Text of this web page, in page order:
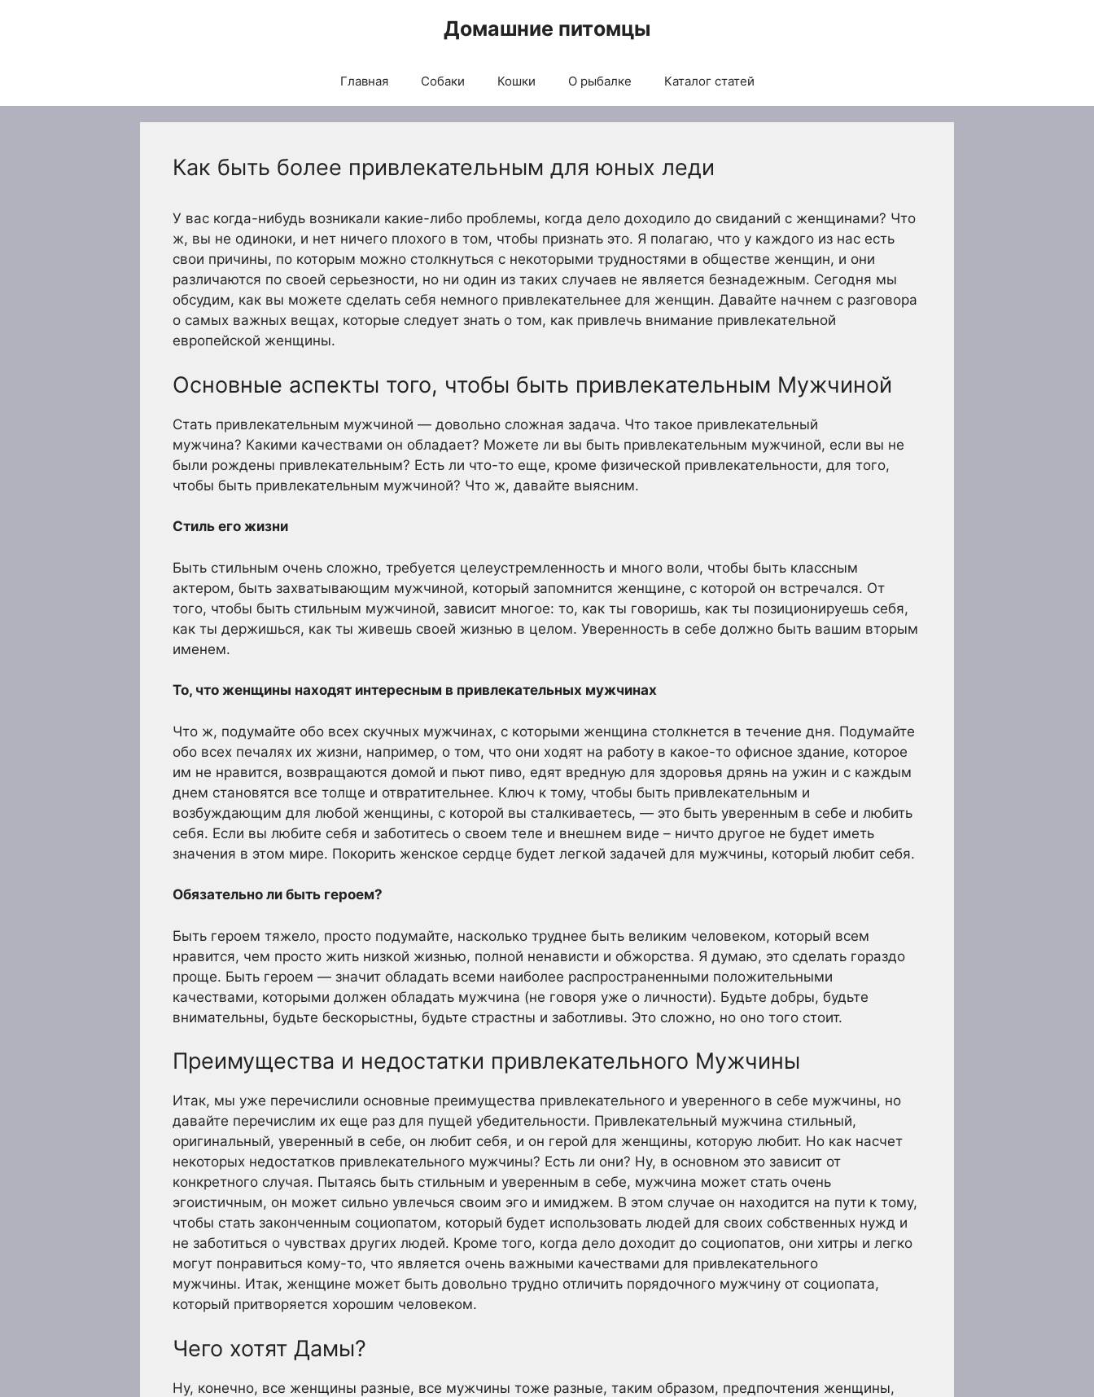
Домашние питомцы
Главная Собаки Кошки О рыбалке Каталог статей
Как быть более привлекательным для юных леди
У вас когда-нибудь возникали какие-либо проблемы, когда дело доходило до свиданий с женщинами? Что
ж, вы не одиноки, и нет ничего плохого в том, чтобы признать это. Я полагаю, что у каждого из нас есть
свои причины, по которым можно столкнуться с некоторыми трудностями в обществе женщин, и они
различаются по своей серьезности, но ни один из таких случаев не является безнадежным. Сегодня мы
обсудим, как вы можете сделать себя немного привлекательнее для женщин. Давайте начнем с разговора
о самых важных вещах, которые следует знать о том, как привлечь внимание привлекательной
европейской женщины.
Основные аспекты того, чтобы быть привлекательным Мужчиной
Стать привлекательным мужчиной — довольно сложная задача. Что такое привлекательный
мужчина? Какими качествами он обладает? Можете ли вы быть привлекательным мужчиной, если вы не
были рождены привлекательным? Есть ли что-то еще, кроме физической привлекательности, для того,
чтобы быть привлекательным мужчиной? Что ж, давайте выясним.
Стиль его жизни
Быть стильным очень сложно, требуется целеустремленность и много воли, чтобы быть классным
актером, быть захватывающим мужчиной, который запомнится женщине, с которой он встречался. От
того, чтобы быть стильным мужчиной, зависит многое: то, как ты говоришь, как ты позиционируешь себя,
как ты держишься, как ты живешь своей жизнью в целом. Уверенность в себе должно быть вашим вторым
именем.
То, что женщины находят интересным в привлекательных мужчинах
Что ж, подумайте обо всех скучных мужчинах, с которыми женщина столкнется в течение дня. Подумайте
обо всех печалях их жизни, например, о том, что они ходят на работу в какое-то офисное здание, которое
им не нравится, возвращаются домой и пьют пиво, едят вредную для здоровья дрянь на ужин и с каждым
днем становятся все толще и отвратительнее. Ключ к тому, чтобы быть привлекательным и
возбуждающим для любой женщины, с которой вы сталкиваетесь, — это быть уверенным в себе и любить
себя. Если вы любите себя и заботитесь о своем теле и внешнем виде – ничто другое не будет иметь
значения в этом мире. Покорить женское сердце будет легкой задачей для мужчины, который любит себя.
Обязательно ли быть героем?
Быть героем тяжело, просто подумайте, насколько труднее быть великим человеком, который всем
нравится, чем просто жить низкой жизнью, полной ненависти и обжорства. Я думаю, это сделать гораздо
проще. Быть героем — значит обладать всеми наиболее распространенными положительными
качествами, которыми должен обладать мужчина (не говоря уже о личности). Будьте добры, будьте
внимательны, будьте бескорыстны, будьте страстны и заботливы. Это сложно, но оно того стоит.
Преимущества и недостатки привлекательного Мужчины
Итак, мы уже перечислили основные преимущества привлекательного и уверенного в себе мужчины, но
давайте перечислим их еще раз для пущей убедительности. Привлекательный мужчина стильный,
оригинальный, уверенный в себе, он любит себя, и он герой для женщины, которую любит. Но как насчет
некоторых недостатков привлекательного мужчины? Есть ли они? Ну, в основном это зависит от
конкретного случая. Пытаясь быть стильным и уверенным в себе, мужчина может стать очень
эгоистичным, он может сильно увлечься своим эго и имиджем. В этом случае он находится на пути к тому,
чтобы стать законченным социопатом, который будет использовать людей для своих собственных нужд и
не заботиться о чувствах других людей. Кроме того, когда дело доходит до социопатов, они хитры и легко
могут понравиться кому-то, что является очень важными качествами для привлекательного
мужчины. Итак, женщине может быть довольно трудно отличить порядочного мужчину от социопата,
который притворяется хорошим человеком.
Чего хотят Дамы?
Ну, конечно, все женщины разные, все мужчины тоже разные, таким образом, предпочтения женщины,